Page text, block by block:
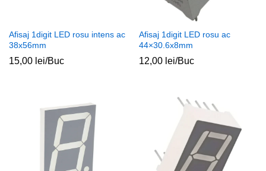
Afisaj 1digit LED rosu intens ac
38x56mm
15,00 lei/Buc
Afisaj 1digit LED rosu ac
44×30.6x8mm
12,00 lei/Buc